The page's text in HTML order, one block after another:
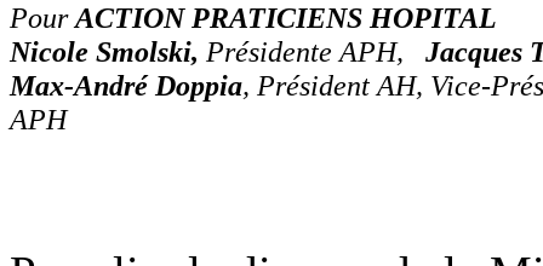
PourACTION PRATICIENS HOPITAL
Nicole Smolski, Présidente APH, Jacques
Max-André Doppia, Président AH, Vice-
APH